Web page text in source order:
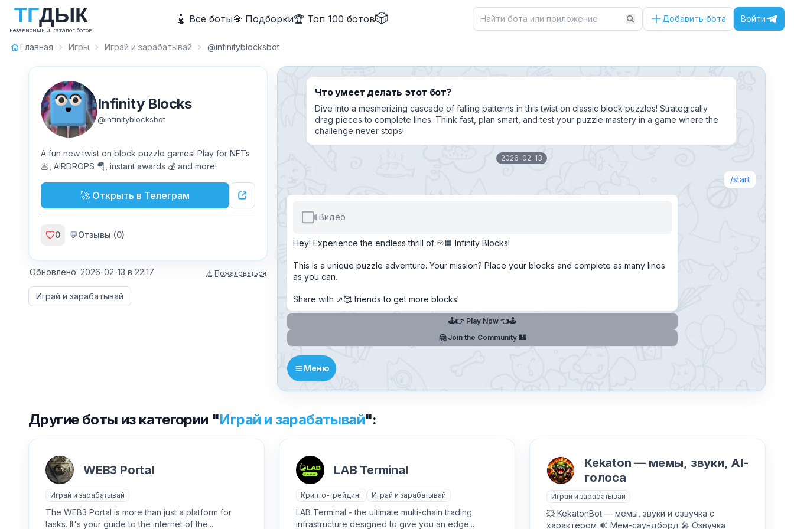
ТГДЫК
независимый каталог ботов
🤖 Все боты💎 Подборки🏆 Топ 100 ботов🎲 Добавить бота Войти
Как добавить бота?
Главная Игры Играй и зарабатывай @infinityblocksbot
Infinity Blocks
@infinityblocksbot
A fun new twist on block puzzle games! Play for NFTs
🥟, AIRDROPS 🪂, instant awards 💰 and more!
🚀 Открыть в Телеграм
0 💬Отзывы (0)
Обновлено: 2026-02-13 в 22:17 ⚠ Пожаловаться
Хочу получить ответ на email
Отправить
Играй и зарабатывай
Что умеет делать этот бот?
Dive into a mesmerizing cascade of falling patterns in this twist on classic block puzzles! Strategically
drag pieces to complete lines. Think fast, plan smart, and test your puzzle mastery in a game where the
challenge never stops!
2026-02-13
start
Видео
Hey! Experience the endless thrill of ♾️🟧 Infinity Blocks!
This is a unique puzzle adventure. Your mission? Place your blocks and complete as many lines
as you can.
Share with ↗️🥰 friends to get more blocks!
🕹️👉 Play Now 👈🕹️
🤗 Join the Community 🏰
Меню
Другие боты из категории "Играй и зарабатывай":
WEB3 Portal
Играй и зарабатывай
The WEB3 Portal is more than just a platform for
tasks. It's your guide to the internet of the...
LAB Terminal
Крипто-трейдинг Играй и зарабатывай
LAB Terminal - the ultimate multi-chain trading
infrastructure designed to give you an edge...
Kekaton — мемы, звуки, AI-
голоса
Играй и зарабатывай
💥 KekatonBot — мемы, звуки и озвучка с
характером 🔊 Мем-саундборд 🎤 Озвучка